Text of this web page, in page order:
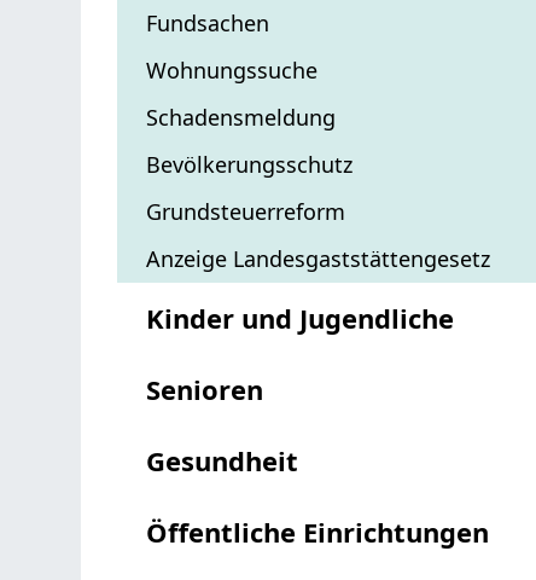
Fundsachen
Wohnungssuche
Schadensmeldung
Bevölkerungsschutz
Grundsteuerreform
Anzeige Landesgaststättengesetz
Kinder und Jugendliche
Senioren
Gesundheit
Öffentliche Einrichtungen